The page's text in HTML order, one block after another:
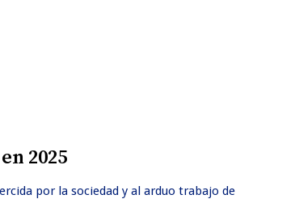
2025
por la sociedad y al arduo trabajo de